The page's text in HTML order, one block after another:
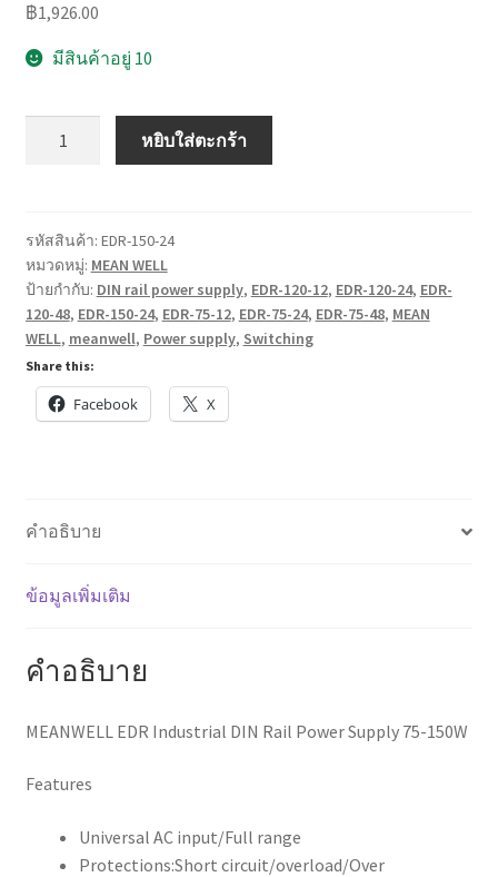
฿1,926.00
มีสินค้าอยู่ 10
DIN
Rail
Power
Supply
75-
150W
ชิ้น
หยิบใส่ตะกร้า
รหัสสินค้า: EDR-150-24
หมวดหมู่: MEAN WELL
ป้ายกำกับ: DIN rail power supply, EDR-120-12, EDR-120-24, EDR-
120-48, EDR-150-24, EDR-75-12, EDR-75-24, EDR-75-48, MEAN
WELL, meanwell, Power supply, Switching
Share this:
Facebook X
คำอธิบาย
ข้อมูลเพิ่มเติม
คำอธิบาย
MEANWELL EDR Industrial DIN Rail Power Supply 75-150W
Features
Universal AC input/Full range
Protections:Short circuit/overload/Over